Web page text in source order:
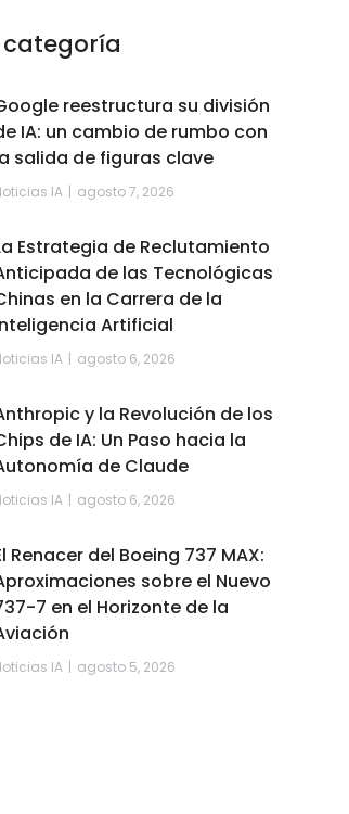
categoría
reestructura su división
IA: un cambio de rumbo con
salida de figuras clave
IA agosto 7, 2026
Estrategia de Reclutamiento
de las Tecnológicas
en la Carrera de la
Artificial
IA agosto 6, 2026
y la Revolución de los
de IA: Un Paso hacia la
de Claude
IA agosto 6, 2026
Renacer del Boeing 737 MAX:
sobre el Nuevo
7 en el Horizonte de la
IA agosto 5, 2026